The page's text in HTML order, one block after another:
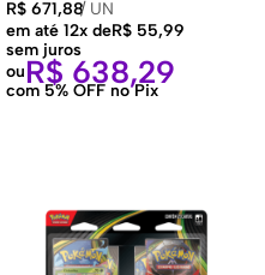
R$671,88/UN
em até 12x deR$55,99
sem juros
ouR$ 638,29
com 5% OFF no Pix